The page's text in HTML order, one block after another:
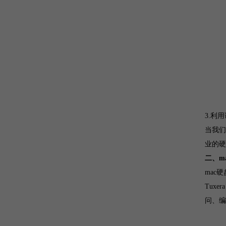
3.利
当我
业的
二、
mac
问、